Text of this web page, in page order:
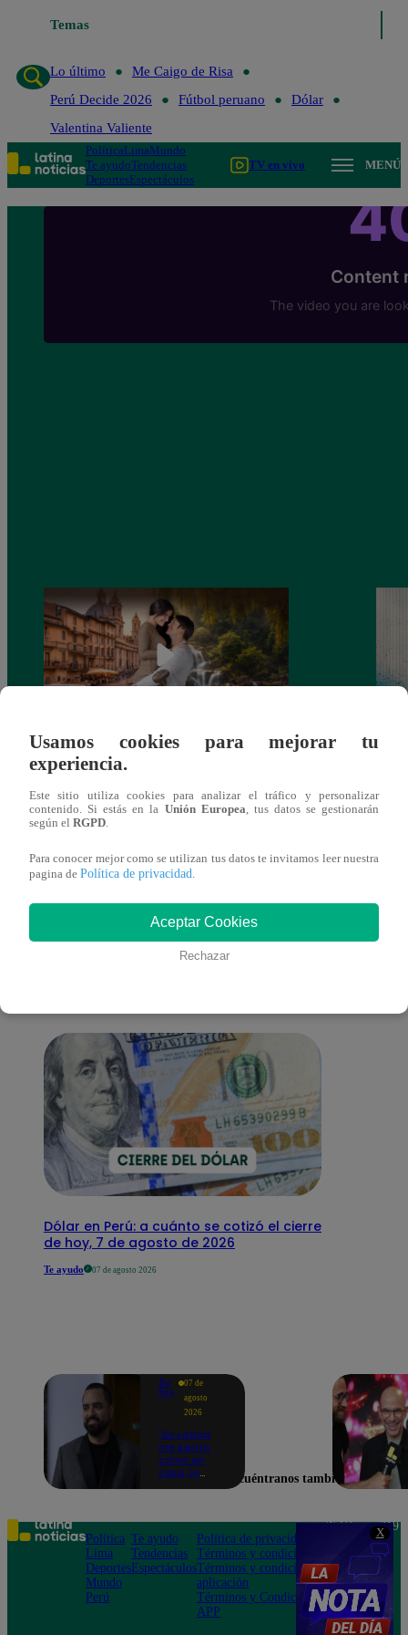
X
Temas
Lo último
Me Caigo de Risa
Perú Decide 2026
Fútbol peruano
Dólar
Valentina Valiente
PolíticaLimaMundo
Te ayudoTendencias
DeportesEspectáculos
TV en vivo MENÚ
Latina estrenará el 28 de abril “Mi vida
lo cambiará todo
También te puede
interesar
Dólar en Perú: a cuánto se cotizó el cierre
de hoy, 7 de agosto de 2026
Te ayudo 07 de agosto 2026
Yo
Soy
07 de
agosto
2026
"En Latina
me siento
como en
casa, lo
emocionado
por estreno
de Yo Soy
2026
Usamos cookies para mejorar tu
experiencia.
Este sitio utiliza cookies para analizar el tráfico y personalizar
contenido. Si estás en la Unión Europea, tus datos se gestionarán
según el RGPD.
Para conocer mejor como se utilizan tus datos te invitamos leer nuestra
pagina de Política de privacidad.
Aceptar Cookies
Rechazar
Encuéntranos también en
Política
Lima
Deportes
Mundo
Perú
Te ayudo
Tendencias
Espectáculos
Política de privacidad
Términos y condiciones
Términos y condiciones
aplicación
Términos y Condiciones
APP
Teléfono: 219
Av. San
Felipe 968
Jesús María